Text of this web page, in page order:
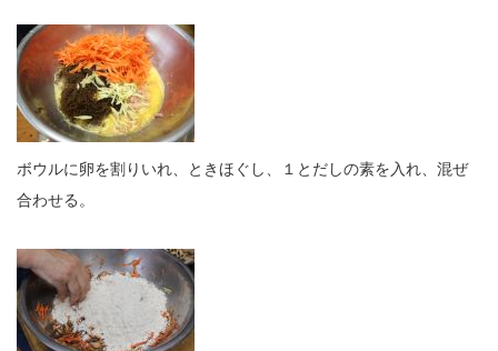
ボウルに卵を割りいれ、ときほぐし、１とだしの素を入れ、混ぜ
合わせる。